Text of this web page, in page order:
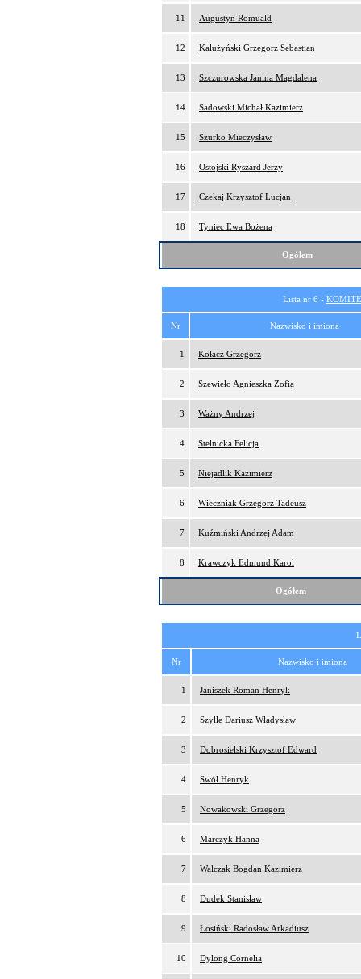
11 Augustyn Romuald
12 Kałużyński Grzegorz Sebastian
13 Szczurowska Janina Magdalena
14 Sadowski Michał Kazimierz
15 Szurko Mieczysław
16 Ostojski Ryszard Jerzy
17 Czekaj Krzysztof Lucjan
18 Tyniec Ewa Bożena
Ogółem
Lista nr 6 -
Nr Nazwisko i imiona
1 Kołacz Grzegorz
2 Szewieło Agnieszka Zofia
3 Ważny Andrzej
4 Stelnicka Felicja
5 Niejadlik Kazimierz
6 Wieczniak Grzegorz Tadeusz
7 Kuźmiński Andrzej Adam
8 Krawczyk Edmund Karol
Ogółem
Nr Nazwisko i imiona
1 Janiszek Roman Henryk
2 Szylle Dariusz Władysław
3 Dobrosielski Krzysztof Edward
4 Swół Henryk
5 Nowakowski Grzegorz
6 Marczyk Hanna
7 Walczak Bogdan Kazimierz
8 Dudek Stanisław
9 Łosiński Radosław Arkadiusz
10 Dylong Cornelia